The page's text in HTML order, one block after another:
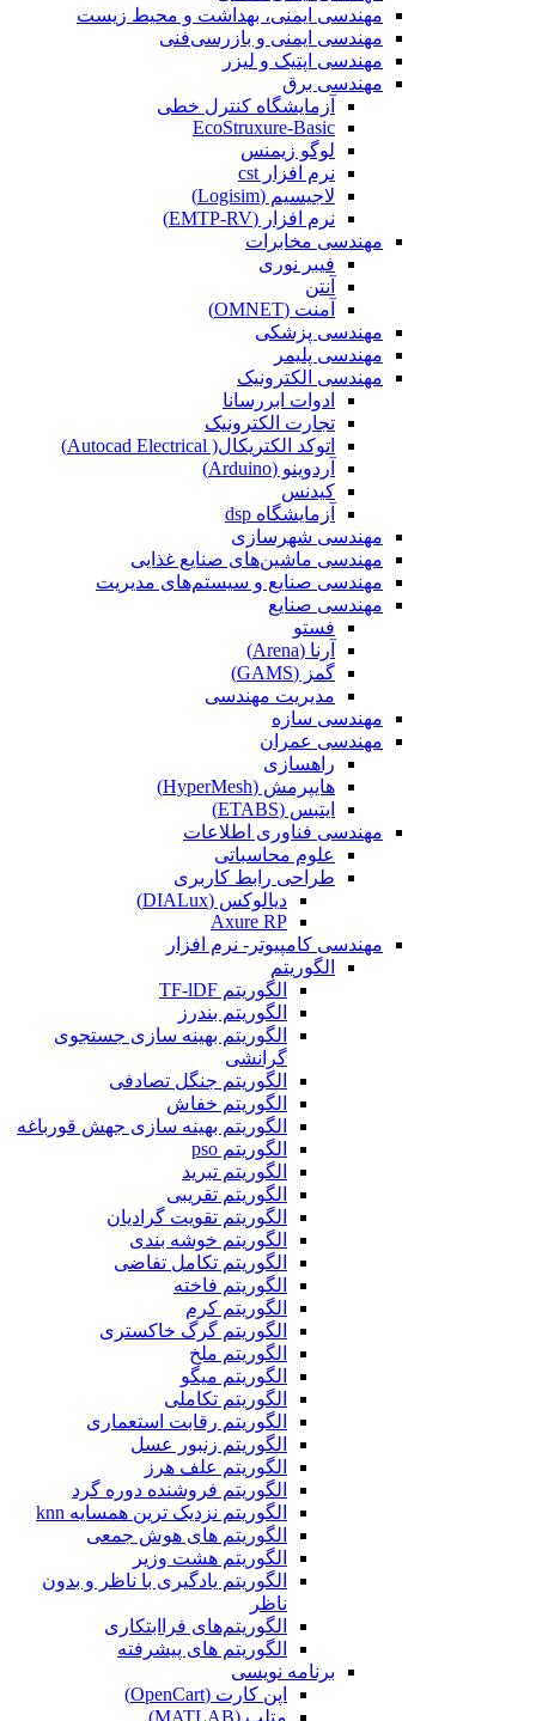
مهندسی ایمنی، بهداشت و محیط زیست
مهندسی ایمنی‌ و‌ بازرسی‌فنی
مهندسی اپتیک و لیزر
مهندسی برق
آزمایشگاه کنترل خطی
EcoStruxure-Basic
لوگو زیمنس
نرم افزار cst
لاجیسیم (Logisim)
نرم افزار (EMTP-RV)
مهندسی مخابرات
فیبر نوری
آنتن
آمنت (OMNET)
مهندسی پزشکی
مهندسی پلیمر
مهندسی الکترونیک
ادوات ابررسانا
تجارت الکترونیک
اتوکد الکتریکال( Autocad Electrical)
آردوینو (Arduino)
کیدنس
آزمایشگاه dsp
مهندسی شهرسازی
مهندسی ماشین‌های صنایع غذایی
مهندسی صنایع و سیستم‌های مدیریت
مهندسی صنایع
فستو
آرنا (Arena)
گمز (GAMS)
مدیریت مهندسی
مهندسی سازه
مهندسی عمران‌
راهسازی
هایپرمش (HyperMesh)
ایتبس (ETABS)
مهندسی فناوری اطلاعات
علوم محاسباتی
طراحی رابط کاربری
دیالوکس (DIALux)
Axure RP
مهندسی کامپیوتر- نرم افزار
الگوریتم
الگوریتم TF-lDF
الگوریتم بندرز
الگوریتم بهینه سازی جستجوی
گرانشی
الگوریتم جنگل تصادفی
الگوریتم خفاش
الگوریتم بهینه سازی جهش قورباغه
الگوریتم pso
الگوریتم تبرید
الگوریتم تقریبی
الگوریتم تقویت گرادیان
الگوریتم خوشه بندی
الگوریتم تکامل تفاضی
الگوریتم فاخته
الگوریتم کرم
الگوریتم گرگ خاکستری
الگوریتم ملخ
الگوریتم میگو
الگوریتم تکاملی
الگوریتم رقابت استعماری
الگوریتم زنبور عسل
الگوریتم علف هرز
الگوریتم فروشنده دوره گرد
الگوریتم نزدیک ترین همسایه knn
الگوریتم های هوش جمعی
الگوریتم هشت وزیر
الگوریتم یادگیری با ناظر و بدون
ناظر
الگوریتم‌های فراابتکاری
الگوریتم های پیشرفته
برنامه نویسی
اپن کارت (OpenCart)
متلب (MATLAB)